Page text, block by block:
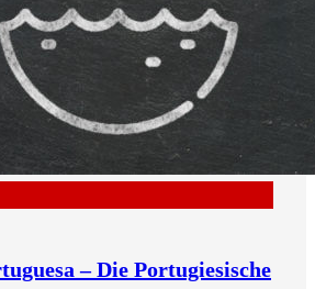
– Die Portugiesische